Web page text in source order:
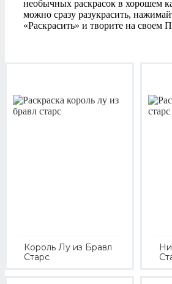
необычных раскрасок в хорошем
можно сразу разукрасить,
«Раскрасить» и творите на своем
Король Лу из Бравл
Старс